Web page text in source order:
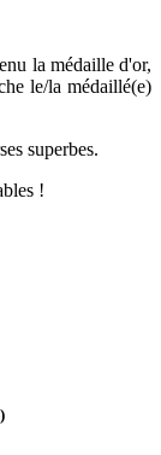
la médaille d'or,
le/la médaillé(e)
superbes.
!